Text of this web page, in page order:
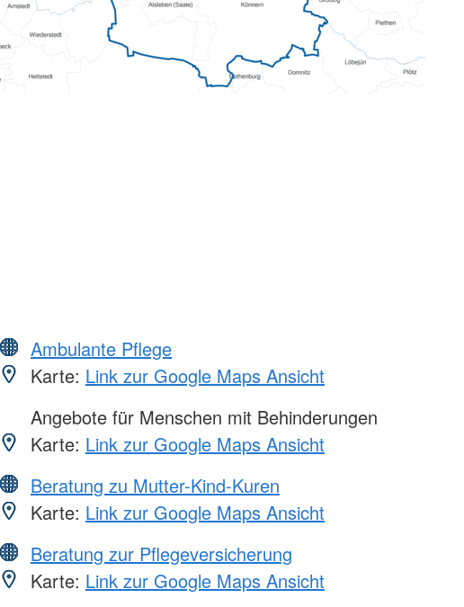
Ambulante Pflege
Karte: Link zur Google Maps Ansicht
Angebote für Menschen mit Behinderungen
Karte: Link zur Google Maps Ansicht
Beratung zu Mutter-Kind-Kuren
Karte: Link zur Google Maps Ansicht
Beratung zur Pflegeversicherung
Karte: Link zur Google Maps Ansicht